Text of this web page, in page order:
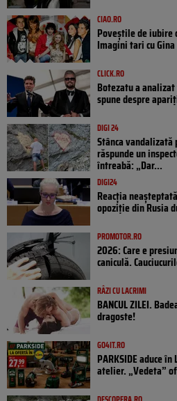
CIAO.RO
Poveştile de iubire
Imagini tari cu
CLICK.RO
Botezatu a
spune despre
DIGI 24
Stânca vandalizată
răspunde un
întreabă: „Dar...
DIGI24
Reacția
opoziţie din Rusia
PROMOTOR.RO
2026: Care e
caniculă.
RÂZI CU LACRIMI
BANCUL ZILEI.
dragoste!
GO4IT.RO
PARKSIDE aduce
atelier. „Vedeta”